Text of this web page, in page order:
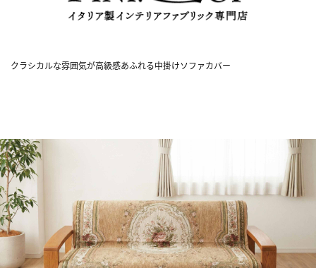
クラシカルな雰囲気が高級感あふれる中掛けソファカバー